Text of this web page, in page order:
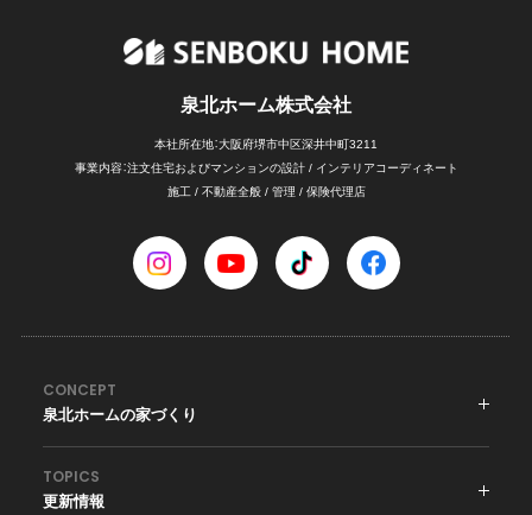
泉北ホーム株式会社
本社所在地：大阪府堺市中区深井中町3211
事業内容：注文住宅およびマンションの設計 / インテリアコーディネート
施工 / 不動産全般 / 管理 / 保険代理店
CONCEPT
泉北ホームの家づくり
TOPICS
更新情報